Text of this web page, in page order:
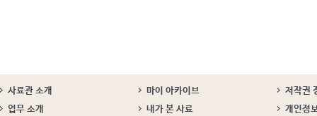
사료관 소개 마이 아카이브
저작권
업무 소개
내가 본 사료 개인정